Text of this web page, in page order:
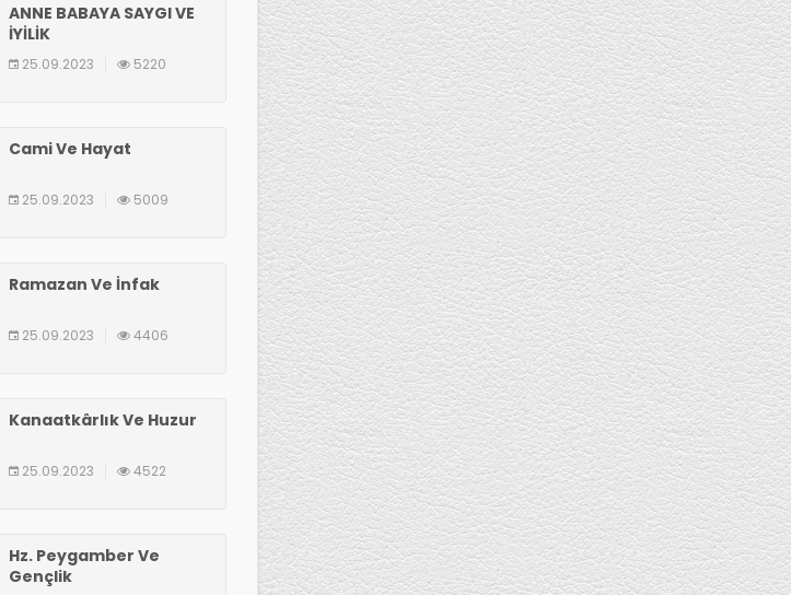
ANNE BABAYA SAYGI VE
İYİLİK
25.09.2023 5220
Cami Ve Hayat
25.09.2023 5009
Ramazan Ve İnfak
25.09.2023 4406
Kanaatkârlık Ve Huzur
25.09.2023 4522
Hz. Peygamber Ve
Gençlik